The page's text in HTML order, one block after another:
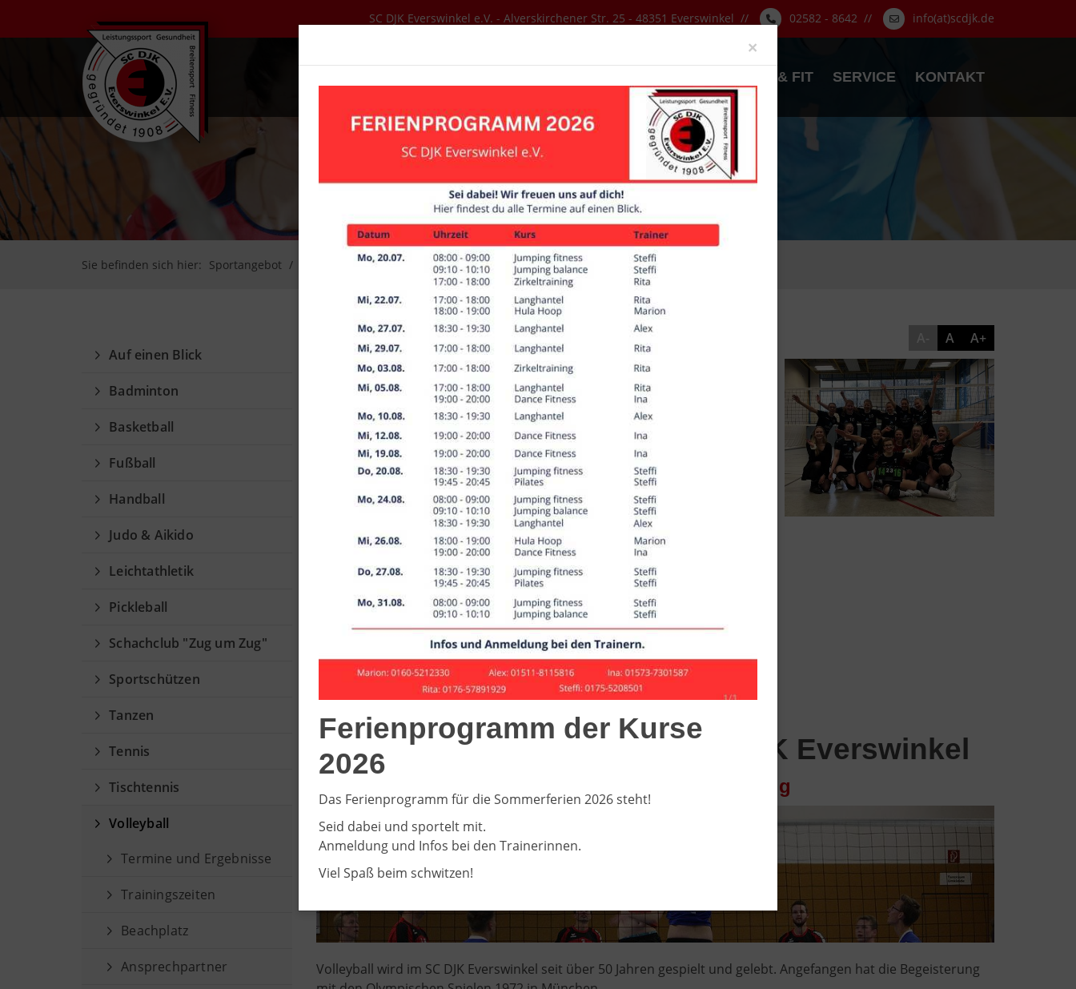
SC DJK Everswinkel e.V. - Alverskirchener Str. 25 - 48351 Everswinkel // 02582 - 8642 // info(at)scdjk.de
GESUND & FIT SERVICE KONTAKT
Sie befinden sich hier: Sportangebot
A A+
Volleyball-Schweinchenturnier
SC DJK Everswinkel
Liebe Volleyballfreunde,
wir laden Euch herzlich zur 39. Auflage unserer Volleyball-Turniere ein:
Männer(Bezirksliga bis Landesliga)
13. September 2026
Das Frauenturnier ist AUSGEBUCHT!
Weitere Anmeldungen können wir nur in die Warteliste übernehmen.
(Kreisliga bis Bezirksklasse)
Samstag,12. September 2026
Turnierbeginn ist jeweils um 10:00 Uhr, Hallenöffnung 9:00 Uhr.
Zur Turnieranmeldung
Volleyballabteilung des SC DJK Everswinkel
Mit Spaß am Spiel zum Erfolg
Volleyball wird im SC DJK Everswinkel seit über 50 Jahren gespielt und gelebt. Angefangen hat die Begeisterung
Auf einen Blick
Badminton
Basketball
Fußball
Handball
Judo & Aikido
Leichtathletik
Pickleball
Schachclub "Zug um Zug"
Sportschützen
Tanzen
Tennis
Tischtennis
Volleyball
Termine und Ergebnisse
Trainingszeiten
Beachplatz
Ansprechpartner
×
Ferienprogramm der Kurse
2026
Das Ferienprogramm für die Sommerferien 2026 steht!
Seid dabei und sportelt mit.
Anmeldung und Infos bei den Trainerinnen.
Viel Spaß beim schwitzen!